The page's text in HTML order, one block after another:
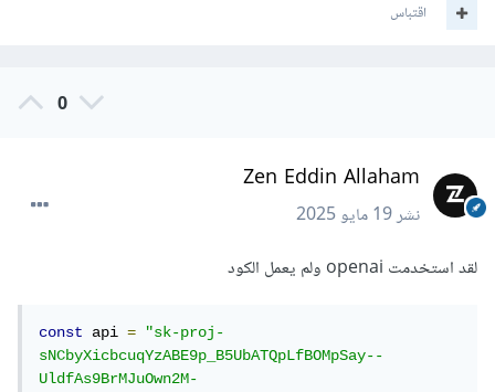
اقتباس
0
Zen Eddin Allaham
نشر19 مايو 2025
لقد استخدمت openai ولم يعمل الكود
const api =
"sk-proj-
sNCbyXicbcuqYzABE9p_B5UbATQpLfBOMpSay--
UldfAs9BrMJuOwn2M-